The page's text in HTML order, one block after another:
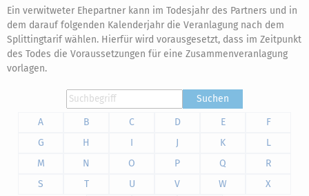
Ein verwitweter Ehepartner kann im Todesjahr des Partners und in
dem darauf folgenden Kalenderjahr die Veranlagung nach dem
Splittingtarif wählen. Hierfür wird vorausgesetzt, dass im Zeitpunkt
des Todes die Voraussetzungen für eine Zusammenveranlagung
vorlagen.
Suchen
A
B C D E
F
G
H I J K
L
M
N O P Q
R
S
T U V W
X